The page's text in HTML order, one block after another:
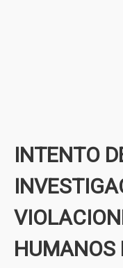
INTENTO
HUMANOS